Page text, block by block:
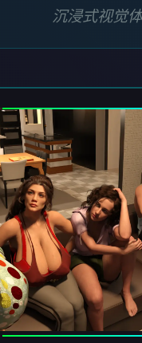
沉浸式视觉